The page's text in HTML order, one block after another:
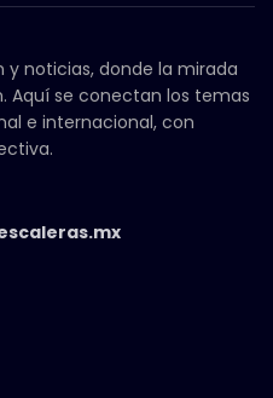
y noticias, donde la mirada
se conectan los temas
e internacional, con